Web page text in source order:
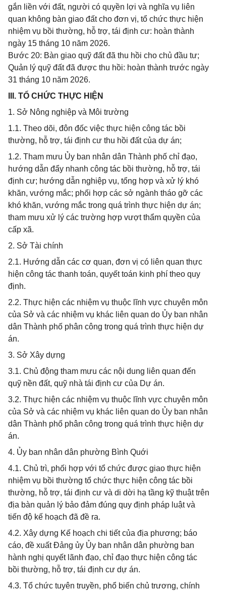
gắn liền với đất, người có quyền lợi và nghĩa vụ liên
quan không bàn giao đất cho đơn vị, tổ chức thực hiện
nhiệm vụ bồi thường, hỗ trợ, tái định cư: hoàn thành
ngày 15 tháng 10 năm 2026.
Bước 20: Bàn giao quỹ đất đã thu hồi cho chủ đầu tư;
Quản lý quỹ đất đã được thu hồi: hoàn thành trước ngày
31 tháng 10 năm 2026.
III. TỔ CHỨC THỰC HIỆN
1. Sở Nông nghiệp và Môi trường
1.1. Theo dõi, đôn đốc việc thực hiện công tác bồi
thường, hỗ trợ, tái định cư thu hồi đất của dự án;
1.2. Tham mưu Ủy ban nhân dân Thành phố chỉ đạo,
hướng dẫn đẩy nhanh công tác bồi thường, hỗ trợ, tái
định cư; hướng dẫn nghiệp vụ, tổng hợp và xử lý khó
khăn, vướng mắc; phối hợp các sở ngành tháo gỡ các
khó khăn, vướng mắc trong quá trình thực hiện dự án;
tham mưu xử lý các trường hợp vượt thẩm quyền của
cấp xã.
2. Sở Tài chính
2.1. Hướng dẫn các cơ quan, đơn vị có liên quan thực
hiện công tác thanh toán, quyết toán kinh phí theo quy
định.
2.2. Thực hiện các nhiệm vụ thuộc lĩnh vực chuyên môn
của Sở và các nhiệm vụ khác liên quan do Ủy ban nhân
dân Thành phố phân công trong quá trình thực hiện dự
án.
3. Sở Xây dựng
3.1. Chủ động tham mưu các nội dung liên quan đến
quỹ nền đất, quỹ nhà tái định cư của Dự án.
3.2. Thực hiện các nhiệm vụ thuộc lĩnh vực chuyên môn
của Sở và các nhiệm vụ khác liên quan do Ủy ban nhân
dân Thành phố phân công trong quá trình thực hiện dự
án.
4. Ủy ban nhân dân phường Bình Quới
4.1. Chủ trì, phối hợp với tổ chức được giao thực hiện
nhiệm vụ bồi thường tổ chức thực hiện công tác bồi
thường, hỗ trợ, tái định cư và di dời hạ tầng kỹ thuật trên
địa bàn quản lý bảo đảm đúng quy định pháp luật và
tiến độ kế hoạch đã đề ra.
4.2. Xây dựng Kế hoạch chi tiết của địa phương; báo
cáo, đề xuất Đảng ủy Ủy ban nhân dân phường ban
hành nghị quyết lãnh đạo, chỉ đạo thực hiện công tác
bồi thường, hỗ trợ, tái định cư dự án.
4.3. Tổ chức tuyên truyền, phổ biến chủ trương, chính